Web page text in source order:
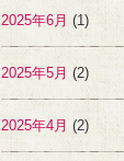
2025年6月 (1)
2025年5月 (2)
2025年4月 (2)